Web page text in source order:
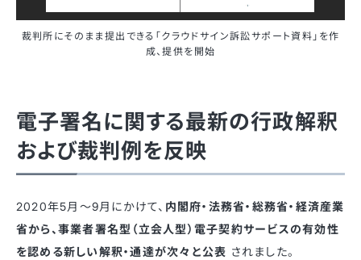
裁判所にそのまま提出できる「クラウドサイン訴訟サポート資料」を作
成、提供を開始
電子署名に関する最新の行政解釈
および裁判例を反映
2020年5月〜9月にかけて、 内閣府・法務省・総務省・経済産業
省から、事業者署名型（立会人型）電子契約サービスの有効性
を認める新しい解釈・通達が次々と公表 されました。